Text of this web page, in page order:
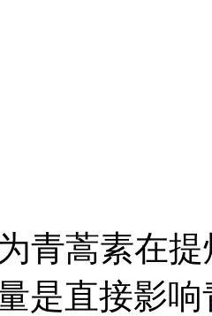
青蒿素在提
是直接影